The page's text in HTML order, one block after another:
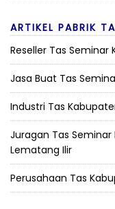
ARTIKEL PABRIK
Reseller Tas Seminar
Jasa Buat Tas
Industri Tas
Juragan Tas
Lematang Ilir
Perusahaan Tas